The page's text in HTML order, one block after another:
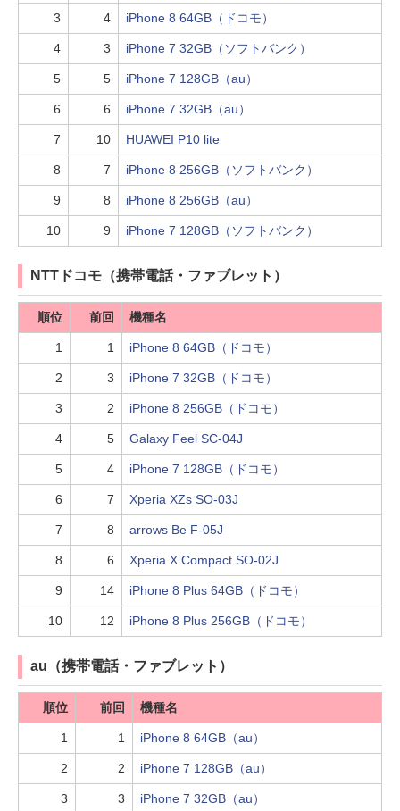
3 4 iPhone 8 64GB（ドコモ）
4 3 iPhone 7 32GB（ソフトバンク）
5 5 iPhone 7 128GB（au）
6 6 iPhone 7 32GB（au）
7 10 HUAWEI P10 lite
8 7 iPhone 8 256GB（ソフトバンク）
9 8 iPhone 8 256GB（au）
10 9 iPhone 7 128GB（ソフトバンク）
NTTドコモ（携帯電話・ファブレット）
順位 前回 機種名
1 1 iPhone 8 64GB（ドコモ）
2 3 iPhone 7 32GB（ドコモ）
3 2 iPhone 8 256GB（ドコモ）
4 5 Galaxy Feel SC-04J
5 4 iPhone 7 128GB（ドコモ）
6 7 Xperia XZs SO-03J
7 8 arrows Be F-05J
8 6 Xperia X Compact SO-02J
9 14 iPhone 8 Plus 64GB（ドコモ）
10 12 iPhone 8 Plus 256GB（ドコモ）
au（携帯電話・ファブレット）
順位 前回 機種名
1 1 iPhone 8 64GB（au）
2 2 iPhone 7 128GB（au）
3 3 iPhone 7 32GB（au）